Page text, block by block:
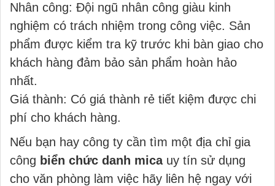
Nhân công: Đội ngũ nhân công giàu kinh
nghiệm có trách nhiệm trong công việc. Sản
phẩm được kiểm tra kỹ trước khi bàn giao cho
khách hàng đảm bảo sản phẩm hoàn hảo
nhất.
Giá thành: Có giá thành rẻ tiết kiệm được chi
phí cho khách hàng.
Nếu bạn hay công ty cần tìm một địa chỉ gia
công biển chức danh micauy tín sử dụng
cho văn phòng làm việc hãy liên hệ ngay với